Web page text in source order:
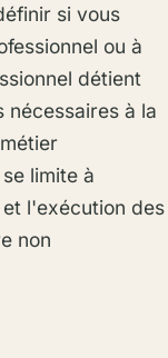
si vous
ou à
détient
nécessaires à la
limite à
l'exécution des
non